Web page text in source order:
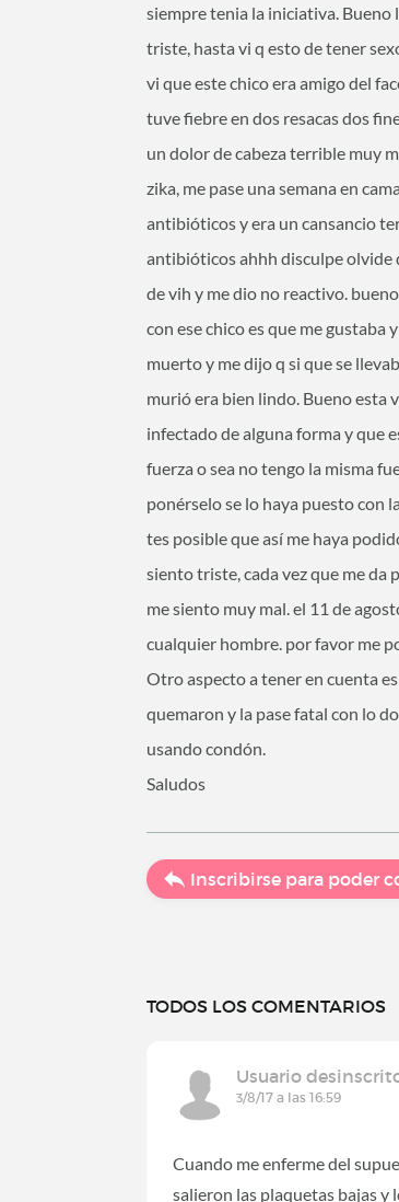
siempre tenia la iniciativa. Bueno
triste, hasta vi q esto de tener
vi que este chico era amigo del
tuve fiebre en dos resacas dos
un dolor de cabeza terrible muy
zika, me pase una semana en
antibióticos y era un cansancio
antibióticos ahhh disculpe olvide
de vih y me dio no reactivo.
con ese chico es que me gustaba
muerto y me dijo q si que se
murió era bien lindo. Bueno esta
infectado de alguna forma y que
fuerza o sea no tengo la misma
ponérselo se lo haya puesto con
tes posible que así me haya
siento triste, cada vez que me da
me siento muy mal. el 11 de
cualquier hombre. por favor me
Otro aspecto a tener en cuenta
quemaron y la pase fatal con lo
usando condón.
Saludos
Inscribirse para poder
TODOS LOS COMENTARIOS
Usuario
3/8/17 a las 16:59
Cuando me enferme del
salieron las plaquetas bajas